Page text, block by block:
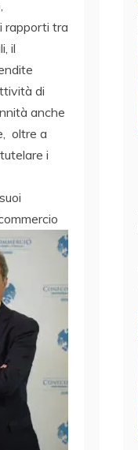
rapporti tra
il
di
anche
oltre a
i